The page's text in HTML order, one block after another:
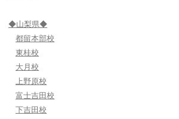
◆山梨県◆
都留本部校
東桂校
大月校
上野原校
富士吉田校
下吉田校